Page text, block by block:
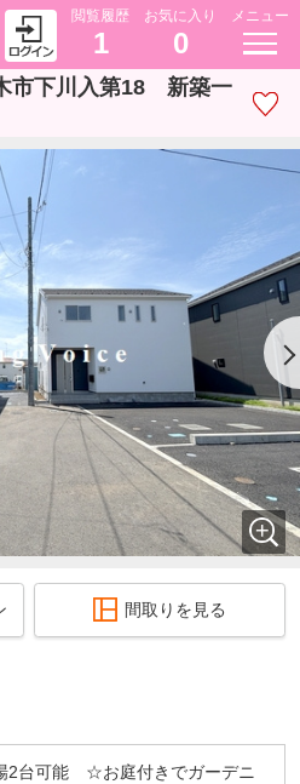
閲覧履歴
1
お気に入り
0
メニュー
市下川入第18 新築一
間取りを見る
2台可能 ☆お庭付きでガーデニ